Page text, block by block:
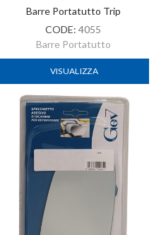
Barre Portatutto Trip
CODE: 4055
Barre Portatutto
VISUALIZZA